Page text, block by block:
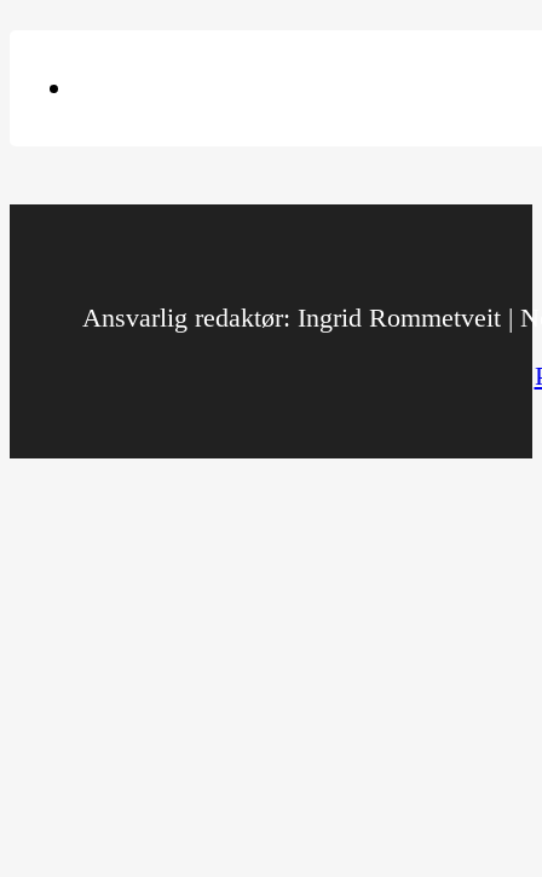
Ansvarlig redaktør: Ingrid Rommetveit |